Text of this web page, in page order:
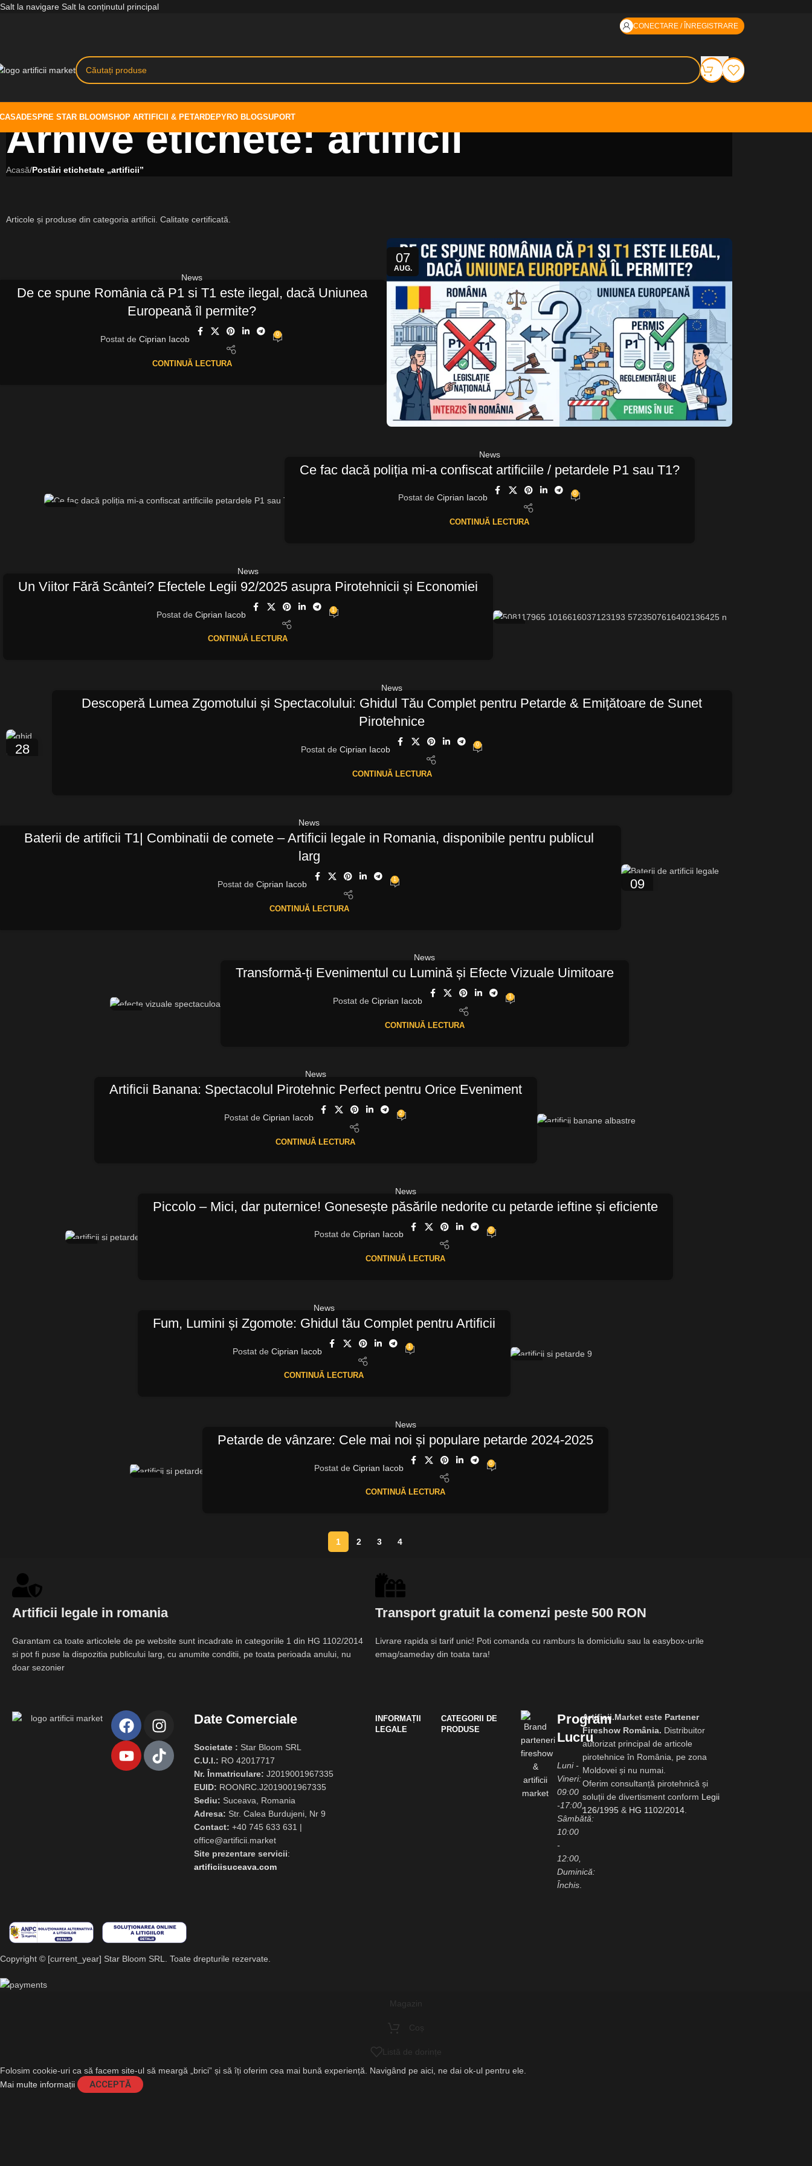
Salt la navigare Salt la conținutul principal
CONECTARE / ÎNREGISTRARE
DESPRE STAR BLOOMSHOP ARTIFICII & PETARDEPYRO BLOGSUPORT
Arhive etichete: artificii
Acasă/Postări etichetate „artificii”
Articole și produse din categoria artificii. Calitate certificată.
07
AUG.
News
De ce spune România că P1 si T1 este ilegal, dacă Uniunea
Europeană îl permite?
Postat de Ciprian Iacob 0
CONTINUĂ LECTURA
News
Ce fac dacă poliția mi-a confiscat artificiile / petardele P1 sau T1?
Postat de Ciprian Iacob 0
CONTINUĂ LECTURA
News
Un Viitor Fără Scântei? Efectele Legii 92/2025 asupra Pirotehnicii și Economiei
Postat de Ciprian Iacob 1
CONTINUĂ LECTURA
28
News
Descoperă Lumea Zgomotului și Spectacolului: Ghidul Tău Complet pentru Petarde & Emițătoare de Sunet
Pirotehnice
Postat de Ciprian Iacob 0
CONTINUĂ LECTURA
09
News
Baterii de artificii T1| Combinatii de comete – Artificii legale in Romania, disponibile pentru publicul
larg
Postat de Ciprian Iacob 1
CONTINUĂ LECTURA
News
Transformă-ți Evenimentul cu Lumină și Efecte Vizuale Uimitoare
Postat de Ciprian Iacob 1
CONTINUĂ LECTURA
News
Artificii Banana: Spectacolul Pirotehnic Perfect pentru Orice Eveniment
Postat de Ciprian Iacob 2
CONTINUĂ LECTURA
News
Piccolo – Mici, dar puternice! Gonesește păsările nedorite cu petarde ieftine și eficiente
Postat de Ciprian Iacob 0
CONTINUĂ LECTURA
News
Fum, Lumini și Zgomote: Ghidul tău Complet pentru Artificii
Postat de Ciprian Iacob 1
CONTINUĂ LECTURA
News
Petarde de vânzare: Cele mai noi și populare petarde 2024-2025
Postat de Ciprian Iacob 0
CONTINUĂ LECTURA
1 2 3 4
Artificii legale in romania
Garantam ca toate articolele de pe website sunt incadrate in categoriile 1 din HG 1102/2014
si pot fi puse la dispozitia publicului larg, cu anumite conditii, pe toata perioada anului, nu
doar sezonier
Transport gratuit la comenzi peste 500 RON
Livrare rapida si tarif unic! Poti comanda cu ramburs la domiciuliu sau la easybox-urile
emag/sameday din toata tara!
Date Comerciale
Societate : Star Bloom SRL
C.U.I.: RO 42017717
Nr. Înmatriculare: J2019001967335
EUID: ROONRC.J2019001967335
Sediu: Suceava, Romania
Adresa: Str. Calea Burdujeni, Nr 9
Contact: +40 745 633 631 |
office@artificii.market
Site prezentare servicii:
artificiisuceava.com
INFORMAȚII
LEGALE
CATEGORII DE
PRODUSE
Program
Lucru
Luni -
Vineri:
09:00
-17:00,
Sâmbătă:
10:00
-
12:00,
Duminică:
Închis.
Artificii.Market este Partener
Fireshow România. Distribuitor
autorizat principal de articole
pirotehnice în România, pe zona
Moldovei și nu numai.
Oferim consultanță pirotehnică și
soluții de divertisment conform Legii
126/1995 & HG 1102/2014.
Copyright © [current_year] Star Bloom SRL. Toate drepturile rezervate.
Magazin
Coș
Listă de dorințe
Folosim cookie-uri ca să facem site-ul să meargă „brici” și să îți oferim cea mai bună experiență. Navigând pe aici, ne dai ok-ul pentru ele.
Mai multe informații
ACCEPTĂ